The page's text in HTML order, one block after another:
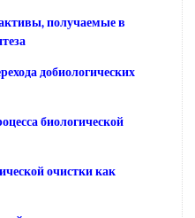
получаемые в
добиологических
биологической
очистки как